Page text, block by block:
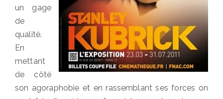
un gage
de
qualité.
En
mettant
de côté
son agoraphobie et en rassemblant ses forces on